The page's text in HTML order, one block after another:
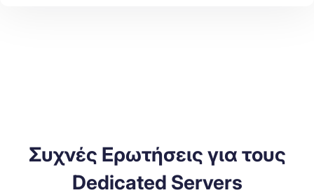
Συχνές Ερωτήσεις για τους
Dedicated Servers